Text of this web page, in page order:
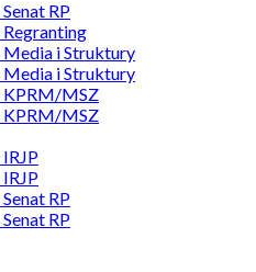
RP
Regranting
Media i Struktury
Media i Struktury
KPRM/MSZ
KPRM/MSZ
RP
RP